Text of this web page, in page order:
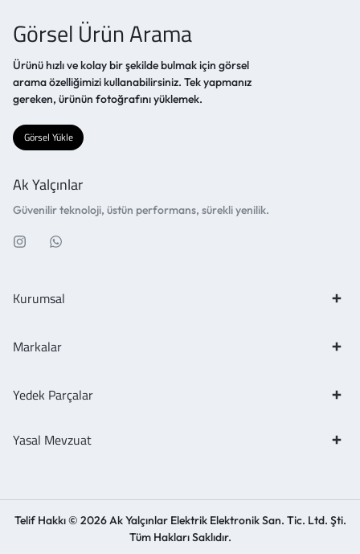
Görsel Ürün Arama
Ürünü hızlı ve kolay bir şekilde bulmak için görsel
arama özelliğimizi kullanabilirsiniz. Tek yapmanız
gereken, ürünün fotoğrafını yüklemek.
Görsel Yükle
Ak Yalçınlar
Güvenilir teknoloji, üstün performans, sürekli yenilik.
Kurumsal
Markalar
Yedek Parçalar
Yasal Mevzuat
Telif Hakkı © 2026 Ak Yalçınlar Elektrik Elektronik San. Tic. Ltd. Şti.
Tüm Hakları Saklıdır.